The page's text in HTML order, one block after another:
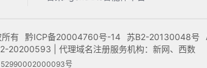
有 黔ICP备20004760号-14 苏B2-20130048号
20200593 | 代理域名注册服务机构：新网、西数
52990002000093号